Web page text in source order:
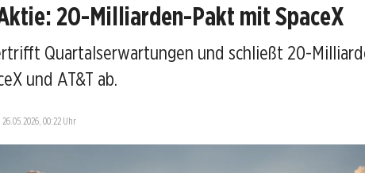
20-Milliarden-Pakt mit SpaceX
Quartalserwartungen und schließt 20-
und AT&T ab.
26.05.2026, 00:22 Uhr